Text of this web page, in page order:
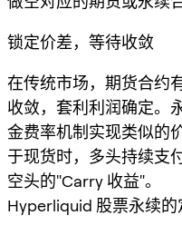
锁定价差，等待收敛
在传统市场，期货合约
收敛，套利利润确定。
金费率机制实现类似的
于现货时，多头持续支
空头的"Carry 收益"。
Hyperliquid 股票永续的